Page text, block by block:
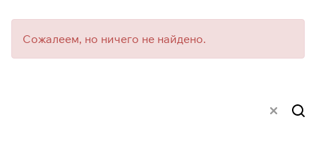
Сожалеем, но ничего не найдено.